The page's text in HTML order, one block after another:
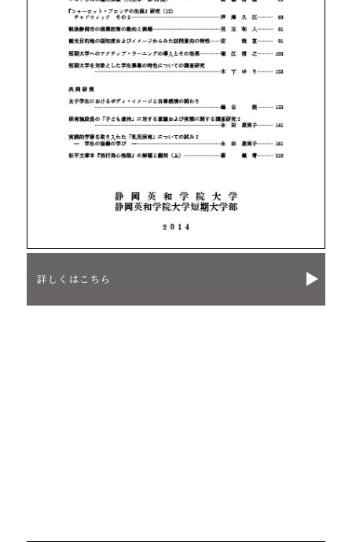
詳しくはこちら